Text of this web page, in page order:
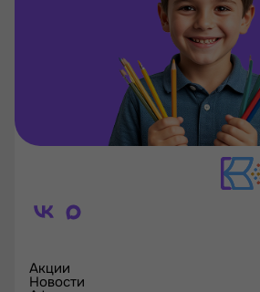
Акции
Новости